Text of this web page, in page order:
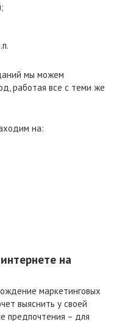
мы можем
работая все с теми же
на:
на
маркетинговых
выяснить у своей
предпочтения – для